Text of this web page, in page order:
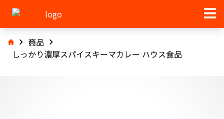
商品
しっかり濃厚スパイスキーマカレー ハウス食品